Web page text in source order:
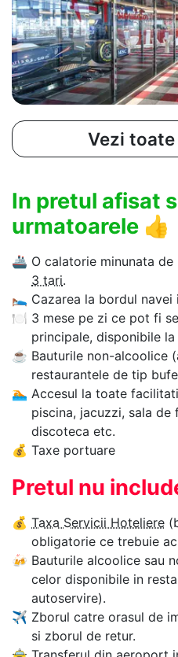
Vezi
In pretul afisat
urmatoarele 👍
🚢 O calatorie minunata
3 tari.
🛌 Cazarea la bordul
🍽 3 mese pe zi ce pot fi
principale, disponibile
☕ Bauturile non-alcoolice
restaurantele de tip
🏊‍ Accesul la toate
piscina, jacuzzi, sala de
discoteca etc.
💰 Taxe portuare
Pretul nu
💰 Taxa Servicii Hoteliere
obligatorie ce trebuie
🍻 Bauturile alcoolice sau
celor disponibile in
autoservire).
✈ Zborul catre orasul de
si zborul de retur.